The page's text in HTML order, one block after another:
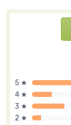
5 ★
4 ★
3 ★
2 ★